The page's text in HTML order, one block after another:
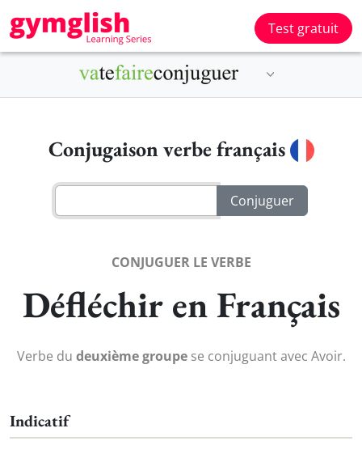
Test gratuit
Conjugaison verbe français
CONJUGUER LE VERBE
Défléchir en Français
Verbe du deuxième groupese conjuguant avec Avoir.
Indicatif